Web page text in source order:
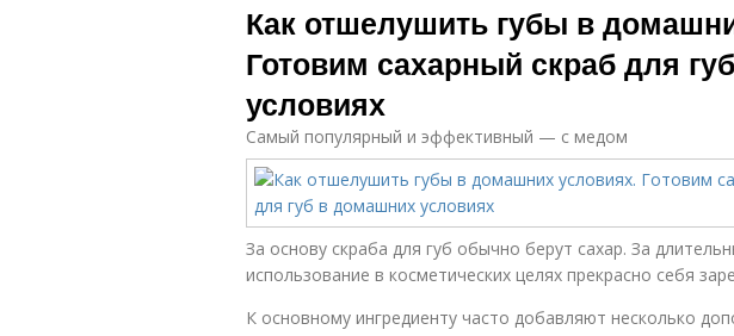
Как отшелушить губы в
Готовим сахарный скраб для
условиях
Самый популярный и эффективный — с медом
За основу скраба для губ обычно берут сахар. За
использование в косметических целях прекрасно себя
К основному ингредиенту часто добавляют несколько